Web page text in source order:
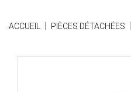
ACCUEIL PIÈCES DÉTACHÉES